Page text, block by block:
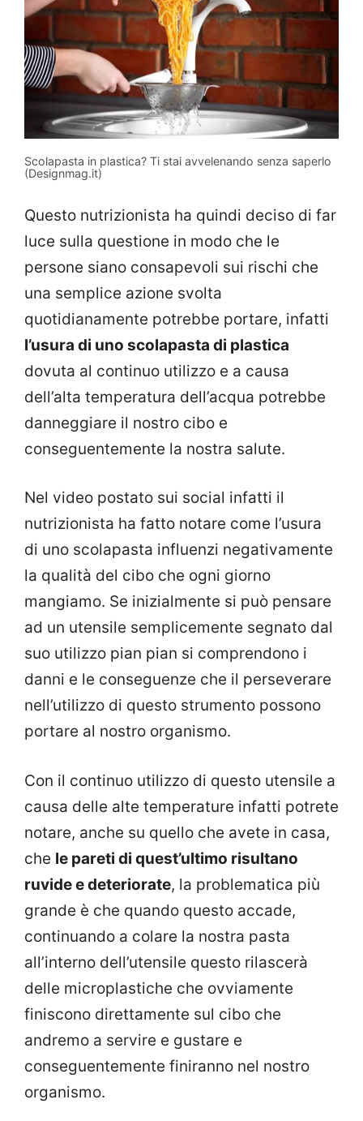
Scolapasta in plastica? Ti stai avvelenando senza saperlo
(Designmag.it)
Questo nutrizionista ha quindi deciso di far
luce sulla questione in modo che le
persone siano consapevoli sui rischi che
una semplice azione svolta
quotidianamente potrebbe portare, infatti
l’usura di uno scolapasta di plastica
dovuta al continuo utilizzo e a causa
dell’alta temperatura dell’acqua potrebbe
danneggiare il nostro cibo e
conseguentemente la nostra salute.
Nel video postato sui social infatti il
nutrizionista ha fatto notare come l’usura
di uno scolapasta influenzi negativamente
la qualità del cibo che ogni giorno
mangiamo. Se inizialmente si può pensare
ad un utensile semplicemente segnato dal
suo utilizzo pian pian si comprendono i
danni e le conseguenze che il perseverare
nell’utilizzo di questo strumento possono
portare al nostro organismo.
Con il continuo utilizzo di questo utensile a
causa delle alte temperature infatti potrete
notare, anche su quello che avete in casa,
che le pareti di quest’ultimo risultano
ruvide e deteriorate, la problematica più
grande è che quando questo accade,
continuando a colare la nostra pasta
all’interno dell’utensile questo rilascerà
delle microplastiche che ovviamente
finiscono direttamente sul cibo che
andremo a servire e gustare e
conseguentemente finiranno nel nostro
organismo.